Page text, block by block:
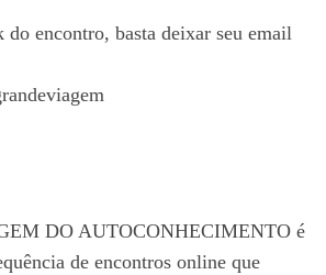
do encontro, basta deixar seu email
DO AUTOCONHECIMENTO é
de encontros online que